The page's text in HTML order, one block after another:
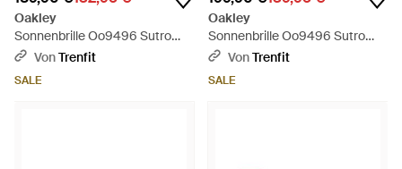
Oakley
Sonnenbrille Oo9496 Sutro
Lite S - Blau
VonTrenfit
SALE
Oakley
Sonnenbrille Oo9496 Sutro
Lite S - Grau
VonTrenfit
SALE